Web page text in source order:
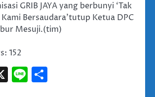
GRIB JAYA yang berbunyi ‘Tak
Kami Bersaudara’tutup Ketua DPC
Mesuji.(tim)
152
X Line